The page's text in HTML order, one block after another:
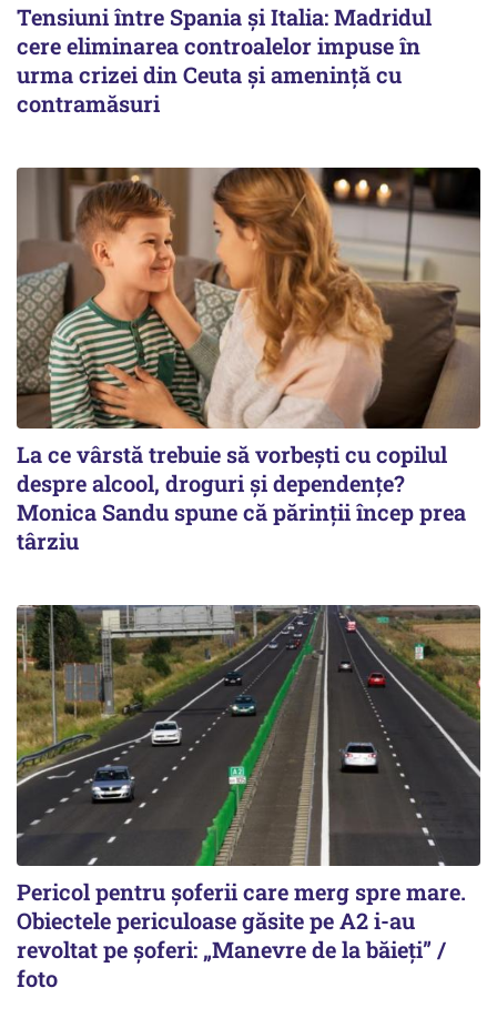
Tensiuni între Spania și Italia: Madridul
cere eliminarea controalelor impuse în
urma crizei din Ceuta și amenință cu
contramăsuri
La ce vârstă trebuie să vorbești cu copilul
despre alcool, droguri și dependențe?
Monica Sandu spune că părinții încep prea
târziu
Pericol pentru șoferii care merg spre mare.
Obiectele periculoase găsite pe A2 i-au
revoltat pe șoferi: „Manevre de la băieți” /
foto